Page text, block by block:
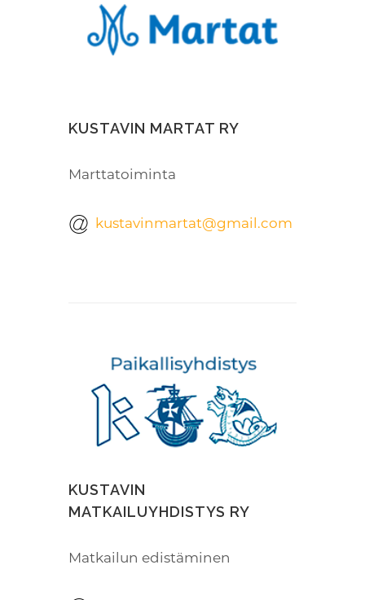
KUSTAVIN MARTAT RY
Marttatoiminta
kustavinmartat@gmail.com
KUSTAVIN
MATKAILUYHDISTYS RY
Matkailun edistäminen